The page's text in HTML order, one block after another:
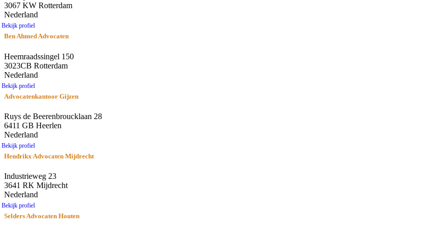
3067 KW Rotterdam
Nederland
Bekijk profiel
Ben Ahmed Advocaten
Heemraadssingel 150
3023CB Rotterdam
Nederland
Bekijk profiel
Advocatenkantoor Gijzen
Ruys de Beerenbroucklaan 28
6411 GB Heerlen
Nederland
Bekijk profiel
Hendrikx Advocaten Mijdrecht
Industrieweg 23
3641 RK Mijdrecht
Nederland
Bekijk profiel
Selders Advocaten Houten